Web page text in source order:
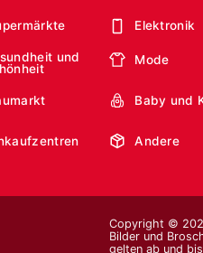
Elektronik
und
Mode
Baby und
Andere
Copyright ©
Bilder und
gelten ab und